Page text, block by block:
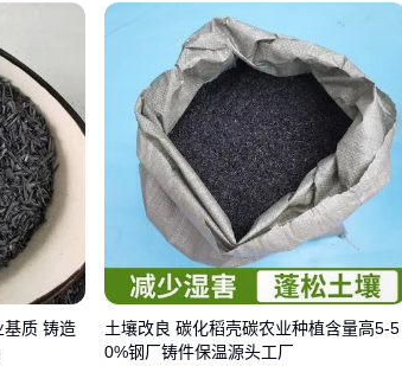
象，适合美妆、健康食品等行业使用。而
材质更适合强调原生态的品牌调性。
换的场合（如季节性促销活动），建议优先选
降解纸托工艺品
；而办公室等固定场所，则
脂或亚克力摆件这类耐久性更强的装饰品。
，下一步需要确认配套的印刷工艺和包装方
用周期都符合低碳标准。
环保工艺品的展示效果与环保属性同步提
基质 铸造
土壤改良 碳化稻壳碳农业种植含量高5-5
0%钢厂铸件保温源头工厂